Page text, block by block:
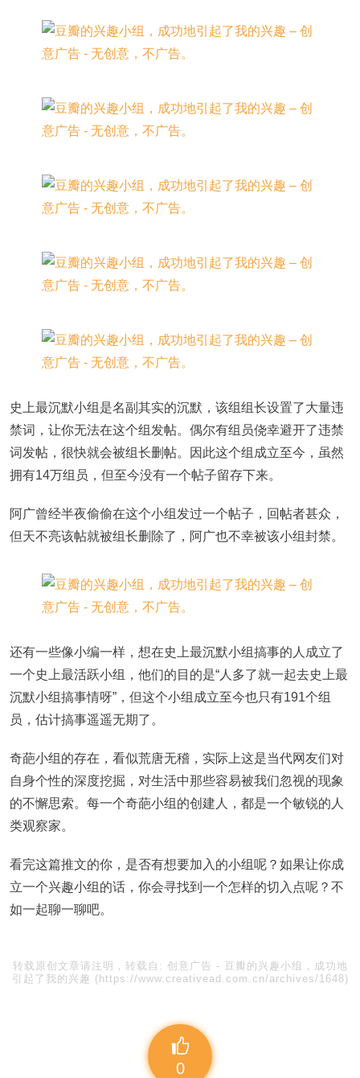
史上最沉默小组是名副其实的沉默，该组组长设置了大量违
禁词，让你无法在这个组发帖。偶尔有组员侥幸避开了违禁
词发帖，很快就会被组长删帖。因此这个组成立至今，虽然
拥有14万组员，但至今没有一个帖子留存下来。
阿广曾经半夜偷偷在这个小组发过一个帖子，回帖者甚众，
但天不亮该帖就被组长删除了，阿广也不幸被该小组封禁。
还有一些像小编一样，想在史上最沉默小组搞事的人成立了
一个史上最活跃小组，他们的目的是“人多了就一起去史上最
沉默小组搞事情呀”，但这个小组成立至今也只有191个组
员，估计搞事遥遥无期了。
奇葩小组的存在，看似荒唐无稽，实际上这是当代网友们对
自身个性的深度挖掘，对生活中那些容易被我们忽视的现象
的不懈思索。每一个奇葩小组的创建人，都是一个敏锐的人
类观察家。
看完这篇推文的你，是否有想要加入的小组呢？如果让你成
立一个兴趣小组的话，你会寻找到一个怎样的切入点呢？不
如一起聊一聊吧。
转载原创文章请注明，转载自: 创意广告 - 豆瓣的兴趣小组，成功地
引起了我的兴趣 (https://www.creativead.com.cn/archives/1648)
0